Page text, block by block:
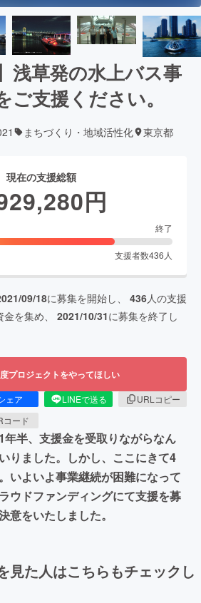
浅草発の水上バス事
ご支援ください。
まちづくり・地域活性化 東京都
現在の支援総額
円
終了
支援者数436 人
09/18に募集を開始し、 436人の支援
金を集め、 2021/10/31に募集を終了し
プロジェクトをやってほしい
ェア LINEで送る
URLコピー
コード
年半、支援金を受取りながらなん
りました。しかし、ここにきて4
いよいよ事業継続が困難になって
ウドファンディングにて支援を募
意をいたしました。
見た人はこちらもチェックし